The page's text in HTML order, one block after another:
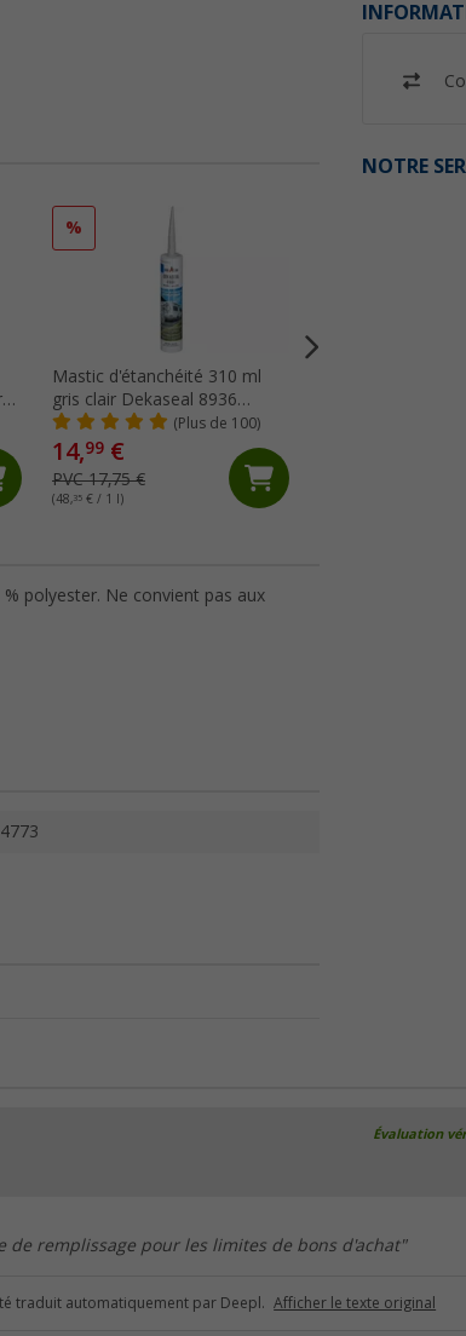
NOTRE
%
Mastic d'étanchéité 310 ml
gris clair Dekaseal 8936
Dekalin
(Plus de 100)
14,99 €
PVC 17,75 €
(48,35 € / 1 l)
polyester. Ne convient pas aux
Évaluation
de remplissage pour les limites de bons d'achat"
traduit automatiquement par Deepl. Afficher le texte original